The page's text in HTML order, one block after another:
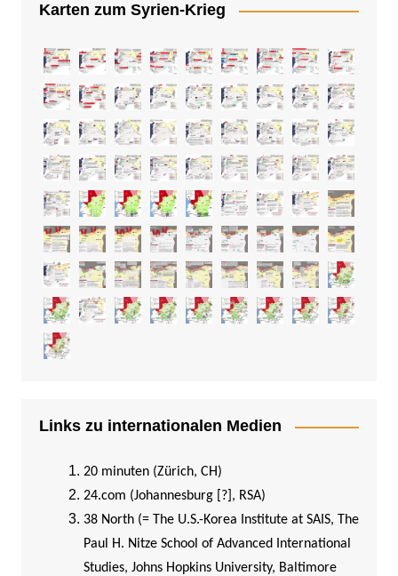
Karten zum Syrien-Krieg
Links zu internationalen Medien
20 minuten (Zürich, CH)
24.com (Johannesburg [?], RSA)
38 North (= The U.S.-Korea Institute at SAIS, The
Paul H. Nitze School of Advanced International
Studies, Johns Hopkins University, Baltimore